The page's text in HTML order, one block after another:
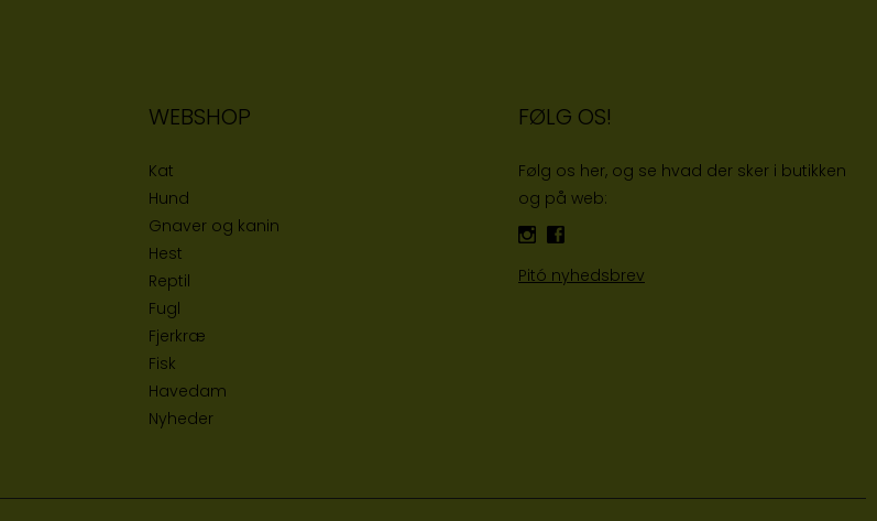
WEBSHOP
Kat
Hund
Gnaver og kanin
Hest
Reptil
Fugl
Fjerkræ
Fisk
Havedam
Nyheder
FØLG OS!
Følg os her, og se hvad der sker i butikken
og på web:
Pitó nyhedsbrev